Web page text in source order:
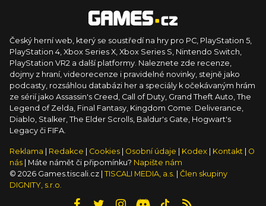
Český herní web, který se soustředí na hry pro PC, PlayStation 5,
PlayStation 4, Xbox Series X, Xbox Series S, Nintendo Switch,
PlayStation VR2 a další platformy. Naleznete zde recenze,
dojmy z hraní, videorecenze i pravidelné novinky, stejně jako
podcasty, rozsáhlou databázi her a speciály k očekávaným hrám
ze sérií jako Assassin's Creed, Call of Duty, Grand Theft Auto, The
Legend of Zelda, Final Fantasy, Kingdom Come: Deliverance,
Diablo, Stalker, The Elder Scrolls, Baldur's Gate, Hogwart's
Legacy či FIFA.
Reklama | Redakce | Cookies | Osobní údaje | Kodex | Kontakt | O
nás | Máte námět či připomínku? Napište nám
© 2026 Games.tiscali.cz | TISCALI MEDIA, a.s. | Člen skupiny
DIGNITY, s.r.o.